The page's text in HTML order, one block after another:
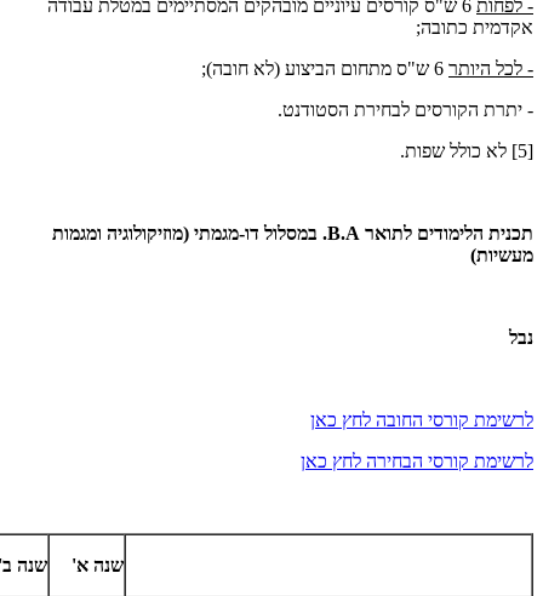
- לפחות
6 ש"ס קורסים עיוניים מובהקים המסתיימים במטלת עבודה
אקדמית כתובה;
- לכל היותר
- יתרת הקורסים לבחירת הסטודנט.
[5] לא כולל שפות.
תכנית הלימודים לתואר B.A. במסלול דו-מגמתי (מוזיקולוגיה ומגמות
מעשיות)
נבל
לרשימת קורסי החובה לחץ כאן
לרשימת קורסי הבחירה לחץ כאן
שנה א' שנה